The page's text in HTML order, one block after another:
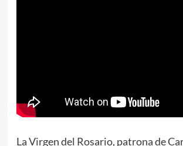
La Virgen del Rosario, patrona de